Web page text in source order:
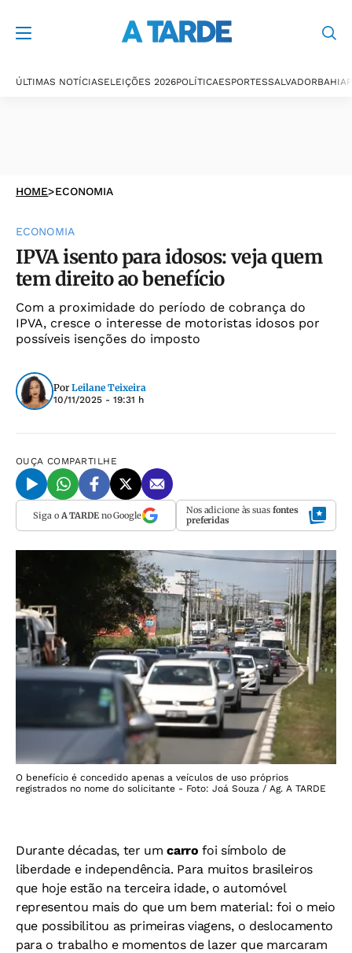
ÚLTIMAS NOTÍCIASELEIÇÕES 2026POLÍTICAESPORTESSALVADORBAHIA
HOME>ECONOMIA
ECONOMIA
IPVA isento para idosos: veja quem
tem direito ao benefício
Com a proximidade do período de cobrança do
IPVA, cresce o interesse de motoristas idosos por
possíveis isenções do imposto
Por Leilane Teixeira
10/11/2025 - 19:31 h
OUÇA COMPARTILHE
Siga o A TARDEno Google Nos adicione às suas fontes
preferidas
O benefício é concedido apenas a veículos de uso próprios
registrados no nome do solicitante - Foto: Joá Souza / Ag. A TARDE
Durante décadas, ter umcarro foi símbolo de
liberdade e independência. Para muitos brasileiros
que hoje estão na terceira idade, o automóvel
representou mais do que um bem material: foi o meio
que possibilitou as primeiras viagens, o deslocamento
para o trabalho e momentos de lazer que marcaram